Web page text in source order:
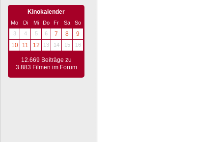
Kinokalender
Mo Di Mi Do Fr Sa
So
3
4 5 6 7 8
9
10
11 12 13 14 15 16
12.669 Beiträge zu
3.883 Filmen im Forum